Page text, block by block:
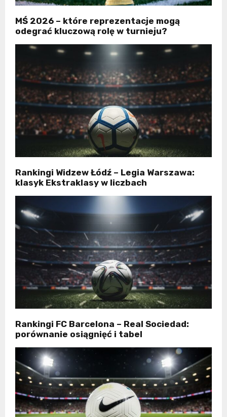
MŚ 2026 – które reprezentacje mogą
odegrać kluczową rolę w turnieju?
Rankingi Widzew Łódź – Legia Warszawa:
klasyk Ekstraklasy w liczbach
Rankingi FC Barcelona – Real Sociedad:
porównanie osiągnięć i tabel